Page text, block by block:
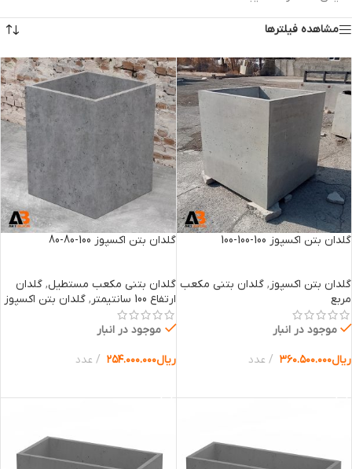
مشاهده فیلترها
گلدان بتن اکسپوز 100-100-100
گلدان بتن اکسپوز , گلدان بتنی مکعب
مربع
موجود در انبار
ریال۳۶۰.۵۰۰.۰۰۰ عدد
گلدان بتن اکسپوز 100-80-80
گلدان بتنی مکعب مستطیل, گلدان
ارتفاع 100 سانتیمتر
, گلدان بتن اکسپوز
موجود در انبار
ریال۲۵۴.۰۰۰.۰۰۰ عدد